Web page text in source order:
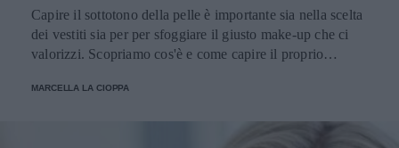
Capire il sottotono della pelle è importante sia nella scelta
dei vestiti sia per per sfoggiare il giusto make-up che ci
valorizzi. Scopriamo cos'è e come capire il proprio
MARCELLA LA CIOPPA